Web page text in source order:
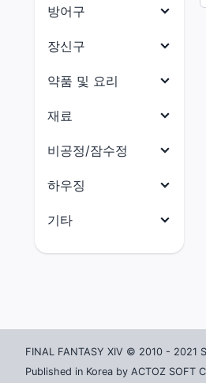
목수
재봉사
연금술사
방어구
머리 방어구
발 방어구
허리 방어구
장신구
목걸이
약품 및 요리
요리
재료
식재료
가죽재
골재
비공정/잠수정
비공정(선체)
잠수함(함수)
하우징
외장(창문)
외장(문)
기타
전체
잡화
FINAL FANTASY XIV © 2010 - 2021
Published in Korea by ACTOZ SOFT